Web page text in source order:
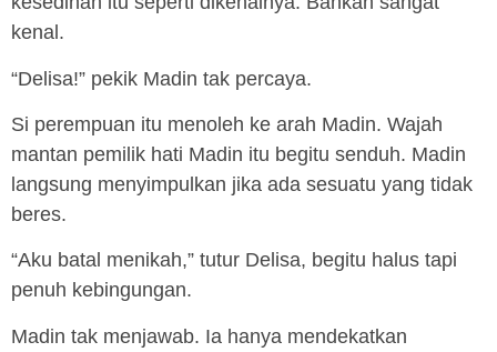
kenal.
“Delisa!” pekik Madin tak percaya.
Si perempuan itu menoleh ke arah Madin. Wajah
mantan pemilik hati Madin itu begitu senduh. Madin
langsung menyimpulkan jika ada sesuatu yang tidak
beres.
“Aku batal menikah,” tutur Delisa, begitu halus tapi
penuh kebingungan.
Madin tak menjawab. Ia hanya mendekatkan